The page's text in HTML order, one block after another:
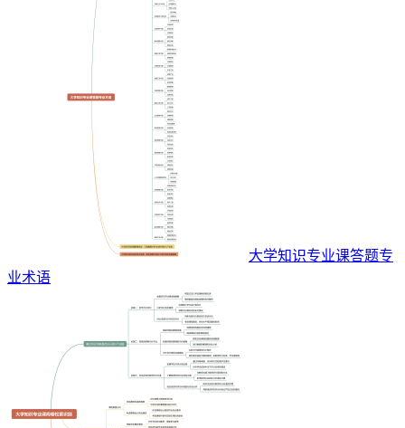
大学知识专业课答题专
业术语